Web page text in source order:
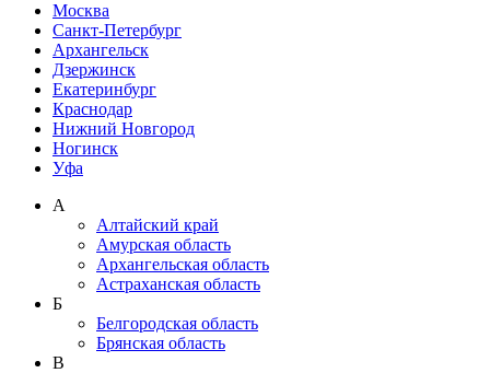
Москва
Санкт-Петербург
Архангельск
Дзержинск
Екатеринбург
Краснодар
Нижний Новгород
Ногинск
Уфа
А
Алтайский край
Амурская область
Архангельская область
Астраханская область
Б
Белгородская область
Брянская область
В